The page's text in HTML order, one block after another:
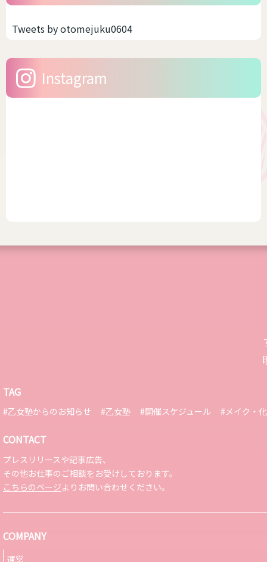
です。だぼだぼっとしている
から可愛いのですね。 スキニ
感がかえって目立つ場合があ
りま...
Tweets by otomejuku0604
Instagram
TAG
#乙女塾からのお知らせ #乙女塾 #開催スケジュール #メイク・
CONTACT
プレスリリースや記事広告、
その他お仕事のご相談をお受けしております。
こちらのページよりお問い合わせください。
COMPANY
運営